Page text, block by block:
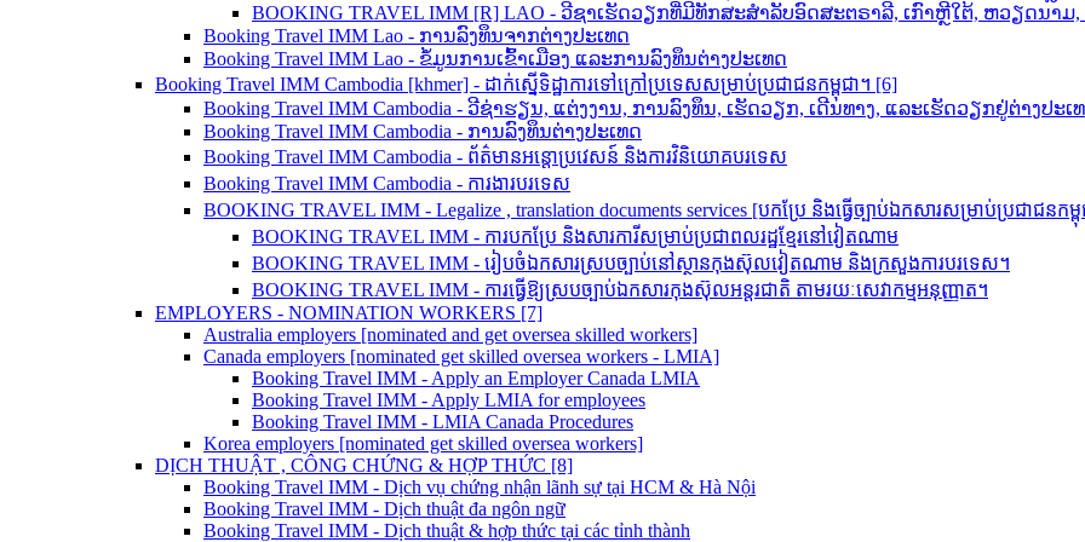
BOOKING TRAVEL IMM [R] LAO - ວີຊາເຮັດວຽກທີ່ມີທັກສະສຳລັບອົດສະຕຣາລີ, ເກົາຫຼີໃຕ້, ຫວຽດນາ
Booking Travel IMM Lao - ການລົງທຶນຈາກຕ່າງປະເທດ
Booking Travel IMM Lao - ຂໍ້ມູນການເຂົ້າເມືອງ ແລະການລົງທຶນຕ່າງປະເທດ
Booking Travel IMM Cambodia [khmer] - ដាក់ស្នើទិដ្ឋាការទៅក្រៅប្រទេសសម្រាប់ប្រជាជនកម្ពុជា។ [6]
Booking Travel IMM Cambodia - ວີຊ່າຮຽນ, ແຕ່ງງານ, ການລົງທຶນ, ເຮັດວຽກ, ເດີນທາງ, ແລະເຮັດວຽກຢູ່ຕ່າງປະເ
Booking Travel IMM Cambodia - ການລົງທຶນຕ່າງປະເທດ
Booking Travel IMM Cambodia - ព័ត៌មានអន្តោប្រវេសន៍ និងការវិនិយោគបរទេស
Booking Travel IMM Cambodia - ការងារបរទេស
BOOKING TRAVEL IMM - Legalize , translation documents services [បកប្រែ និង​ធ្វើ​ច្បាប់​ឯកសារ​សម្រាប់​ប្រជាជន​កម្
BOOKING TRAVEL IMM - ការបកប្រែ និងសារការីសម្រាប់ប្រជាពលរដ្ឋខ្មែរនៅវៀតណាម
BOOKING TRAVEL IMM - រៀបចំឯកសារស្របច្បាប់នៅស្ថានកុងស៊ុលវៀតណាម និងក្រសួងការបរទេស។
BOOKING TRAVEL IMM - ការធ្វើឱ្យស្របច្បាប់ឯកសារកុងស៊ុលអន្តរជាតិ តាមរយៈសេវាកម្មអនុញ្ញាត។
EMPLOYERS - NOMINATION WORKERS [7]
Australia employers [nominated and get oversea skilled workers]
Canada employers [nominated get skilled oversea workers - LMIA]
Booking Travel IMM - Apply an Employer Canada LMIA
Booking Travel IMM - Apply LMIA for employees
Booking Travel IMM - LMIA Canada Procedures
Korea employers [nominated get skilled oversea workers]
DỊCH THUẬT , CÔNG CHỨNG & HỢP THỨC [8]
Booking Travel IMM - Dịch vụ chứng nhận lãnh sự tại HCM & Hà Nội
Booking Travel IMM - Dịch thuật đa ngôn ngữ
Booking Travel IMM - Dịch thuật & hợp thức tại các tỉnh thành